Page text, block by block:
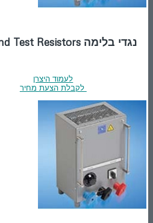
נגדי בלימה Load and Test Resistors
לעמוד היצרן
לקבלת הצעת מחיר